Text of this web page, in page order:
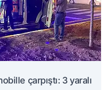
çarpıştı: 3 yaralı